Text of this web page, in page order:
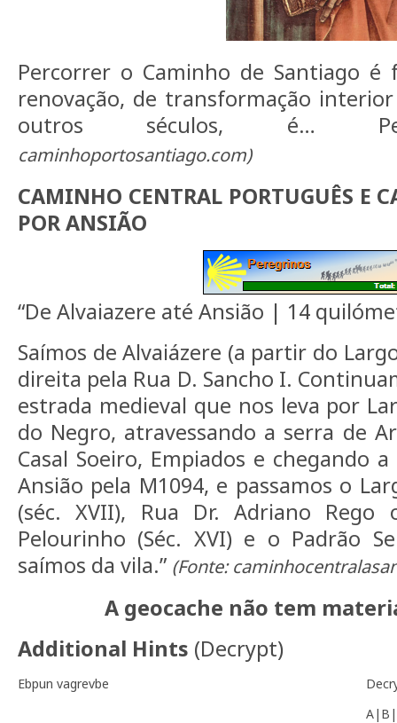
Percorrer o Caminho de Santiago
renovação, de transformação
outros séculos, é…
caminhoportosantiago.com)
CAMINHO CENTRAL PORTUGUÊS E
POR ANSIÃO
“De Alvaiazere até Ansião | 14
Saímos de Alvaiázere (a partir do
direita pela Rua D. Sancho I.
estrada medieval que nos leva por
do Negro, atravessando a serra de
Casal Soeiro, Empiados e chegando
Ansião pela M1094, e passamos o
(séc. XVII), Rua Dr. Adriano Rego
Pelourinho (Séc. XVI) e o Padrão
saímos da vila.” (Fonte:
A geocache não tem
Additional Hints (Decrypt)
Ebpun vagrevbe